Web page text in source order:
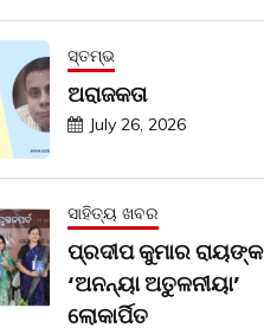
ସ୍ତମ୍ଭ
ଅରାଜକତା
July 26, 2026
ସାହିତ୍ୟ ଖବର
ପ୍ରଦୀପ କୁମାର ରାୟଙ୍କ
‘ଅନନ୍ୟା ଅତୁଳନୀୟା’
ଲୋକାର୍ପିତ